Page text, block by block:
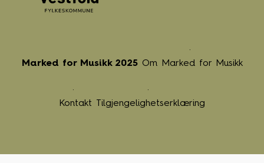
Marked for Musikk 2025 Om Marked for Musikk
Kontakt Tilgjengelighetserklæring